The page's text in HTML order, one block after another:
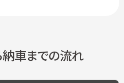
納車までの流れ